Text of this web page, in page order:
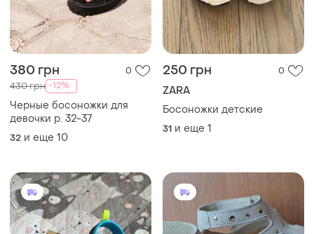
380 грн 0
430 грн -12%
Черные босоножки для
девочки р. 32-37
32 и еще 10
250 грн 0
ZARA
Босоножки детские
31 и еще 1